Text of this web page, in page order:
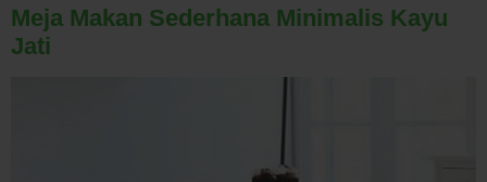
Meja Makan Sederhana Minimalis Kayu
Jati